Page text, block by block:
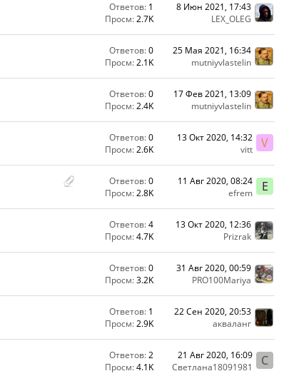
Ответов: 1
Просм:2.7K
8 Июн 2021, 17:43
LEX_OLEG
Ответов:0
Просм:2.1K
25 Мая 2021, 16:34
mutniyvlastelin
Ответов:0
Просм:2.4K
17 Фев 2021, 13:09
mutniyvlastelin
Ответов:0
Просм:2.6K V
13 Окт 2020, 14:32
vitt
Ответов:0
Просм:2.8K E
11 Авг 2020, 08:24
efrem
Ответов:4
Просм:4.7K
13 Окт 2020, 12:36
Prizrak
Ответов:0
Просм:3.2K
31 Авг 2020, 00:59
PRO100Mariya
Ответов: 1
Просм:2.9K
22 Сен 2020, 20:53
акваланг
Ответов:2
Просм:4.1K С
21 Авг 2020, 16:09
Светлана18091981